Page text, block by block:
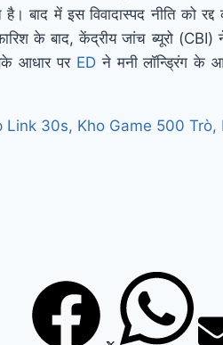
बाद में इस विवादास्पद नीति को रद्द
के बाद, केंद्रीय जांच ब्यूरो
आधार पर EDने मनी लॉन्ड्रिंग के
Link 30s, Kho Game 500 Trò,